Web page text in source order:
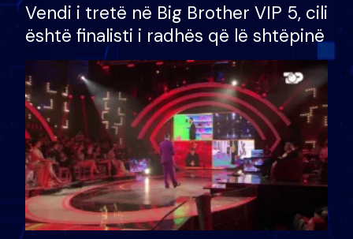
Vendi i tretë në Big Brother VIP 5, cili
është finalisti i radhës që lë shtëpinë